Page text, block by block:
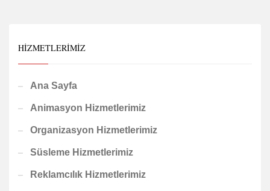
HIZMETLERIMIZ
Ana Sayfa
Animasyon Hizmetlerimiz
Organizasyon Hizmetlerimiz
Süsleme Hizmetlerimiz
Reklamcılık Hizmetlerimiz